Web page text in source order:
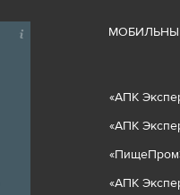
М
«АПК
«АПК
«АПК